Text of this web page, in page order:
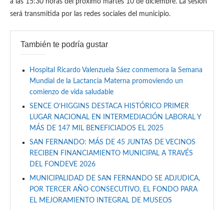
a las 15:30 horas del próximo martes 10 de diciembre. La sesión
será transmitida por las redes sociales del municipio.
También te podría gustar
Hospital Ricardo Valenzuela Sáez conmemora la Semana
Mundial de la Lactancia Materna promoviendo un
comienzo de vida saludable
SENCE O’HIGGINS DESTACA HISTÓRICO PRIMER
LUGAR NACIONAL EN INTERMEDIACIÓN LABORAL Y
MÁS DE 147 MIL BENEFICIADOS EL 2025
SAN FERNANDO: MÁS DE 45 JUNTAS DE VECINOS
RECIBEN FINANCIAMIENTO MUNICIPAL A TRAVÉS
DEL FONDEVE 2026
MUNICIPALIDAD DE SAN FERNANDO SE ADJUDICA,
POR TERCER AÑO CONSECUTIVO, EL FONDO PARA
EL MEJORAMIENTO INTEGRAL DE MUSEOS